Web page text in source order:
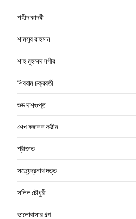
শহীদ কাদরী
শামসুর রাহমান
শাহ মুহম্মদ সগীর
শিবরাম চক্রবর্তী
শুভ দাশগুপ্ত
শেখ ফজলল করীম
শ্রীজাত
সত্যেন্দ্রনাথ দত্ত
সলিল চৌধুরী
ভালোবাসার গল্প